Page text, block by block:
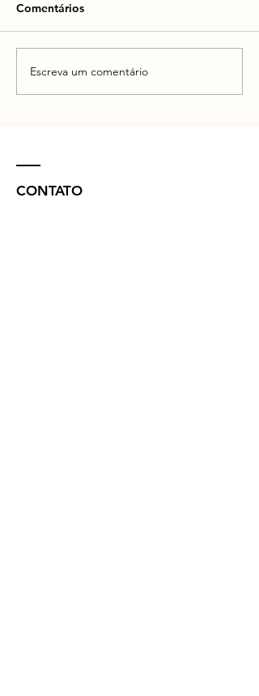
Comentários
Escreva um comentário
CONTATO